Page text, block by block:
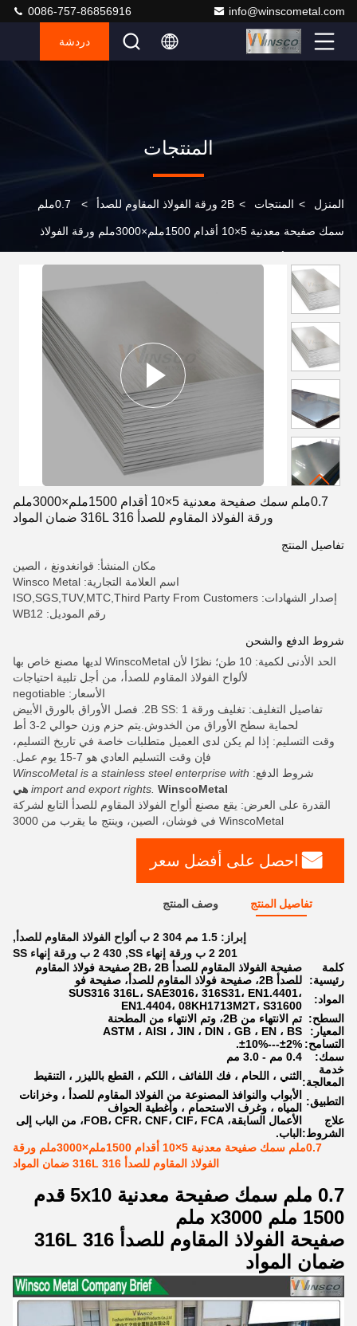
info@winscometal.com
0086-757-86856916
دردشة
المنتجات
المنزل > المنتجات > 2B ورقة الفولاذ المقاوم للصدأ > 0.7ملم
سمك صفيحة معدنية 5×10 أقدام 1500ملم×3000ملم ورقة الفولاذ
0.7ملم سمك صفيحة معدنية 5×10 أقدام 1500ملم×3000ملم
ورقة الفولاذ المقاوم للصدأ 316 316L ضمان المواد
تفاصيل المنتج
مكان المنشأ: قوانغدونغ ، الصين
اسم العلامة التجارية: Winsco Metal
إصدار الشهادات: ISO,SGS,TUV,MTC,Third Party From Customers
رقم الموديل: WB12
شروط الدفع والشحن
الحد الأدنى لكمية: 10 طن؛ نظرًا لأن WinscoMetal لديها مصنع خاص بها
لألواح الفولاذ المقاوم للصدأ، من أجل تلبية احتياجات
الأسعار: negotiable
تفاصيل التغليف: تغليف ورقة 2B SS: 1. فصل الأوراق بالورق الأبيض
لحماية سطح الأوراق من الخدوش.يتم حزم وزن حوالي 2-3 أط
وقت التسليم: إذا لم يكن لدى العميل متطلبات خاصة في تاريخ التسليم،
فإن وقت التسليم العادي هو 7-15 يوم عمل.
شروط الدفع: WinscoMetal is a stainless steel enterprise with
import and export rights. WinscoMetal هي
القدرة على العرض: يقع مصنع ألواح الفولاذ المقاوم للصدأ التابع لشركة
WinscoMetal في فوشان، الصين، وينتج ما يقرب من 3000
احصل على أفضل سعر
تفاصيل المنتج وصف المنتج
إبراز: 1.5 مم 304 2 ب ألواح الفولاذ المقاوم للصدأ
,
201 2 ب ورقة إنهاء SS
, 430 2 ب ورقة إنهاء SS
كلمة
رئيسية:
صفيحة الفولاذ المقاوم للصدأ 2B، 2B صفيحة فولاذ المقاوم
للصدأ 2B، صفيحة فولاذ المقاوم للصدأ، صفيحة فو
المواد:
SUS316 316L، SAE3016، 316S31، EN1.4401،
EN1.4404، 08KH1713M2T، S31600
السطح: تم الانتهاء من 2B، وتم الانتهاء من المطحنة
المعيار:
ASTM ، AISI ، JIN ، DIN ، GB ، EN ، BS
التسامح: ±2%---±10%.
سمك:
0.4 مم - 3.0 مم
خدمة
المعالجة: الثني ، اللحام ، فك اللفائف ، اللكم ، القطع بالليزر ، التنقيط
التطبيق:
الأبواب والنوافذ المصنوعة من الفولاذ المقاوم للصدأ ، وخزانات
المياه ، وغرف الاستحمام ، وأغطية الحواف
علاج
الشروط:
الأعمال السابقة، FOB، CFR، CNF، CIF، FCA، من الباب إلى
الباب.
0.7ملم سمك صفيحة معدنية 5×10 أقدام 1500ملم×3000ملم ورقة
الفولاذ المقاوم للصدأ 316 316L ضمان المواد
0.7 ملم سمك صفيحة معدنية 5x10 قدم
1500 ملم x3000 ملم
صفيحة الفولاذ المقاوم للصدأ 316 316L
ضمان المواد